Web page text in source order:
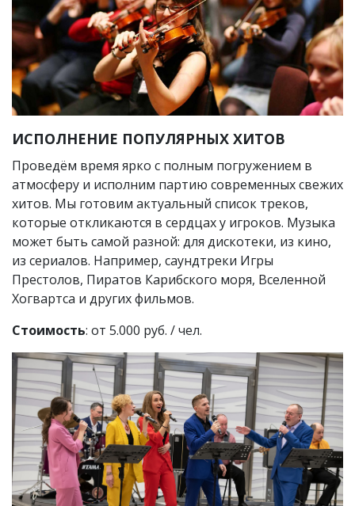
ИСПОЛНЕНИЕ ПОПУЛЯРНЫХ ХИТОВ
Проведём время ярко с полным погружением в
атмосферу и исполним партию современных свежих
хитов. Мы готовим актуальный список треков,
которые откликаются в сердцах у игроков. Музыка
может быть самой разной: для дискотеки, из кино,
из сериалов. Например, саундтреки Игры
Престолов, Пиратов Карибского моря, Вселенной
Хогвартса и других фильмов.
Стоимость: от 5.000 руб. / чел.